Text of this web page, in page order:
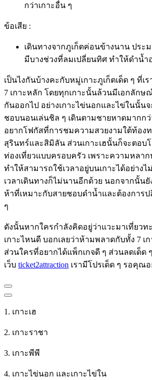
กว่าเกาะอื่น ๆ
ข้อเสีย :
เดินทางจากภูเก็ตค่อนข้างนาน ประ
มีบางช่วงที่ลมเปลี่ยนทิศ ทำให้ดำน้ำ
เป็นไงกันบ้างคะกับหมู่เกาะภูเก็ตเด็ด ๆ ที่เ
7 เกาะหลัก โดยทุกเกาะนั้นล้วนมีเอกลักษ
กันออกไป อย่างเกาะไข่นอกและไข่ในนั้น
ชอบนอนเล่นชิล ๆ เดินตามชายหาดมากก
อยากโฟกัสที่การชมความสวยงามใต้ท้องท
สุรินทร์และสิมิลัน ส่วนเกาะเฮนั้นก็จะตอบ
ท่องเที่ยวแบบครอบครัว เพราะความหลา
ทำให้สามารถใช้เวลาอยู่บนเกาะได้อย่างไ
เวลาเดินทางก็ไม่นานอีกด้วย นอกจากนั้นยั
ห้าที่เหมาะกับสายชอบดำน้ำและต้องการป
ๆ
ดังนั้นหากใครกำลังคิดอยู่ว่าแวะมาเที่ยวท
เกาะไหนดี บอกเลยว่าห้ามพลาดกับทั้ง 7 เ
ส่วนใครที่อยากได้แพ็กเกจดี ๆ ส่วนลดเด็ด
เว็บ ticket2attraction เรามีโปรเด็ด ๆ รอคุณอ
1. เกาะเฮ
2. เกาะราชา
3. เกาะพีพี
4. เกาะไข่นอก และเกาะไข่ใน